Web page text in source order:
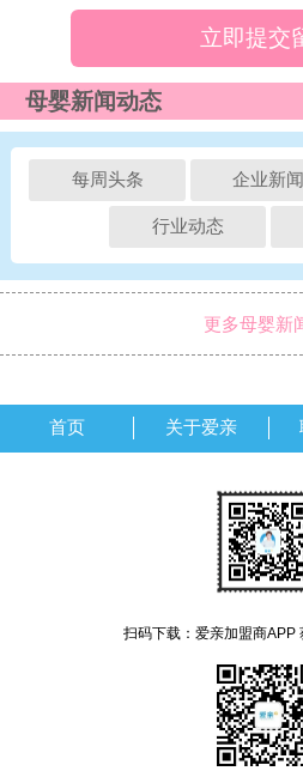
立即提交
母婴新闻动态
每周头条 企业新闻
行业动态
更多母婴新
首页 关于爱亲
扫码下载：爱亲加盟商APP